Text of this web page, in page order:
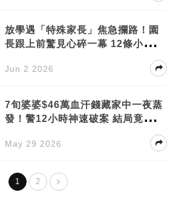
放學遇「特殊家長」焦急攔路！園
長跟上前驚見心碎一幕 12條小生命
Jun 2 2026
7旬婆婆$46萬血汗錢藏家中一夜蒸
發！警12小時神速破案 結局竟有超
May 29 2026
1 2